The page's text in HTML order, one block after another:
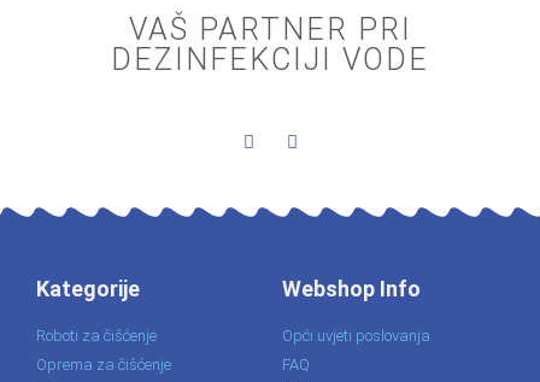
VAŠ PARTNER PRI
DEZINFEKCIJI VODE
Kategorije
Roboti za čišćenje
Oprema za čišćenje
Webshop Info
Opći uvjeti poslovanja
FAQ